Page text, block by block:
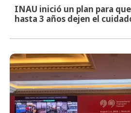
INAU inició un plan para
hasta 3 años dejen el